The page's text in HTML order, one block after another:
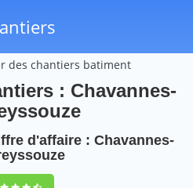
des chantiers batiment
: Chavannes-
d'affaire : Chavannes-